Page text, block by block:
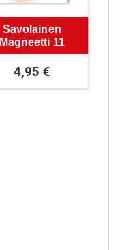
Savolainen
Magneetti 11
4,95€